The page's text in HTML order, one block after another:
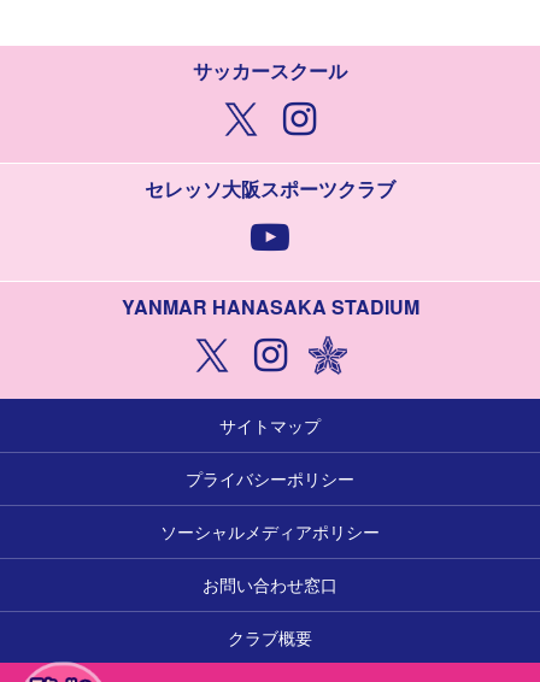
サッカースクール
セレッソ大阪スポーツクラブ
YANMAR HANASAKA STADIUM
サイトマップ
プライバシーポリシー
ソーシャルメディアポリシー
お問い合わせ窓口
クラブ概要